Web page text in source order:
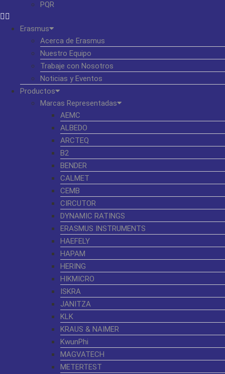
PQR
Erasmus
Acerca de Erasmus
Nuestro Equipo
Trabaje con Nosotros
Noticias y Eventos
Productos
Marcas Representadas
AEMC
ALBEDO
ARCTEQ
B2
BENDER
CALMET
CEMB
CIRCUTOR
DYNAMIC RATINGS
ERASMUS INSTRUMENTS
HAEFELY
HAPAM
HERING
HIKMICRO
ISKRA
JANITZA
KLK
KRAUS & NAIMER
KwunPhi
MAGVATECH
METERTEST